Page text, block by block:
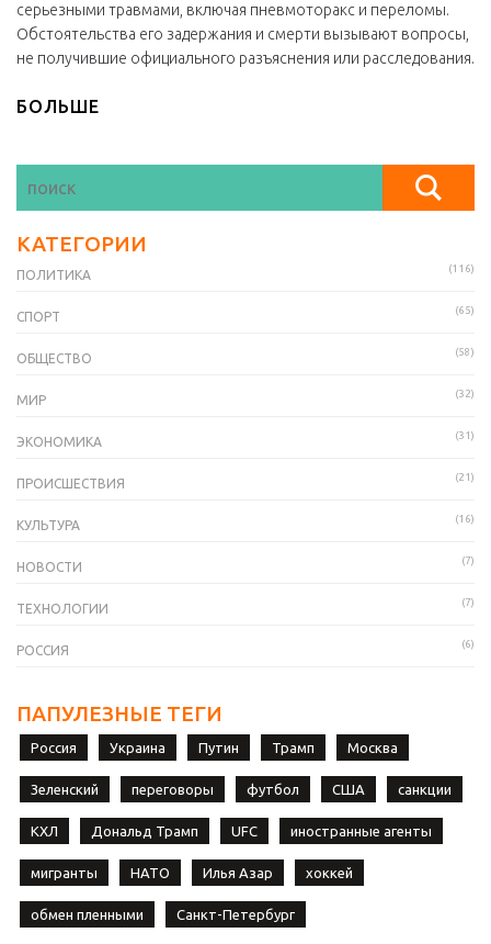
серьезными травмами, включая пневмоторакс и переломы.
Обстоятельства его задержания и смерти вызывают вопросы,
не получившие официального разъяснения или расследования.
БОЛЬШЕ
КАТЕГОРИИ
ПОЛИТИКА (116)
СПОРТ (65)
ОБЩЕСТВО (58)
МИР (32)
ЭКОНОМИКА (31)
ПРОИСШЕСТВИЯ (21)
КУЛЬТУРА (16)
НОВОСТИ (7)
ТЕХНОЛОГИИ (7)
РОССИЯ (6)
ПАПУЛЕЗНЫЕ ТЕГИ
Россия Украина Путин Трамп Москва
Зеленский переговоры футбол США санкции
КХЛ Дональд Трамп UFC иностранные агенты
мигранты НАТО Илья Азар хоккей
обмен пленными Санкт-Петербург